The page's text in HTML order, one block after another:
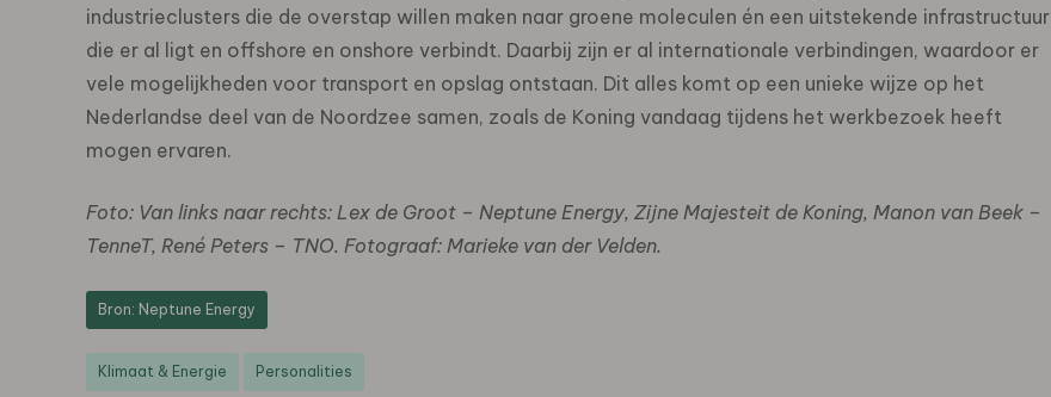
industrieclusters die de overstap willen maken naar groene moleculen én een uitstekende infrastructuur
die er al ligt en offshore en onshore verbindt. Daarbij zijn er al internationale verbindingen, waardoor er
vele mogelijkheden voor transport en opslag ontstaan. Dit alles komt op een unieke wijze op het
Nederlandse deel van de Noordzee samen, zoals de Koning vandaag tijdens het werkbezoek heeft
mogen ervaren.
Foto: Van links naar rechts: Lex de Groot – Neptune Energy, Zijne Majesteit de Koning, Manon van Beek –
TenneT, René Peters – TNO. Fotograaf: Marieke van der Velden.
Bron: Neptune Energy
Klimaat & Energie Personalities